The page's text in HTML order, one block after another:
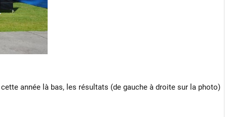
année là bas, les résultats (de gauche à droite sur la photo)